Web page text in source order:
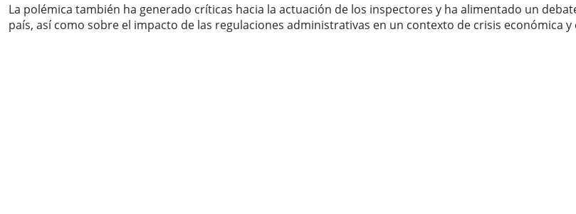
La polémica también ha generado críticas hacia la actuación de los inspectores y ha alimentado un
país, así como sobre el impacto de las regulaciones administrativas en un contexto de crisis económica y